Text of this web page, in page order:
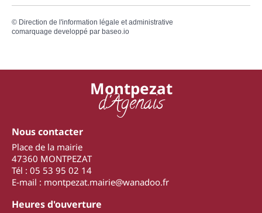
© Direction de l'information légale et administrative
comarquage developpé par baseo.io
Montpezat
d'Agenais
Nous contacter
Place de la mairie
47360 MONTPEZAT
Tél : 05 53 95 02 14
E-mail : montpezat.mairie@wanadoo.fr
Heures d'ouverture